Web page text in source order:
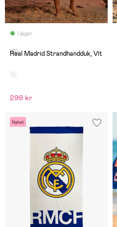
I lager
(0)
Real Madrid Strandhandduk, Vit
299 kr
Nyhet